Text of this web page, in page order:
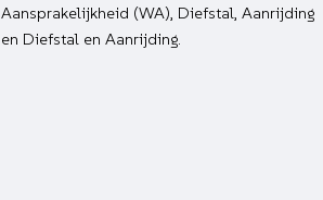
Aansprakelijkheid (WA), Diefstal, Aanrijding
en Diefstal en Aanrijding.